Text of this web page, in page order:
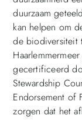
duurzaam
kan helpen om
de biodiversiteit
gecertificeerd
Stewardship
Endorsement of
zorgen dat het